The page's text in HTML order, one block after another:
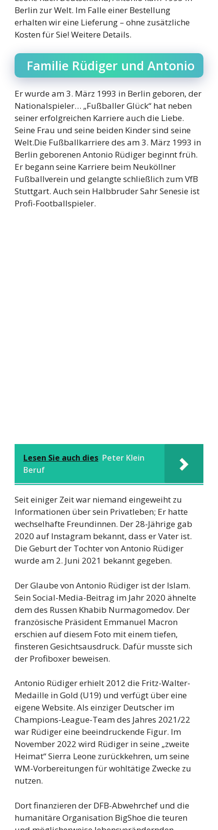
Berlin zur Welt. Im Falle einer Bestellung
erhalten wir eine Lieferung – ohne zusätzliche
Kosten für Sie! Weitere Details.
Familie Rüdiger und Antonio
Er wurde am 3. März 1993 in Berlin geboren, der
Nationalspieler… „Fußballer Glück“ hat neben
seiner erfolgreichen Karriere auch die Liebe.
Seine Frau und seine beiden Kinder sind seine
Welt.Die Fußballkarriere des am 3. März 1993 in
Berlin geborenen Antonio Rüdiger beginnt früh.
Er begann seine Karriere beim Neuköllner
Fußballverein und gelangte schließlich zum VfB
Stuttgart. Auch sein Halbbruder Sahr Senesie ist
Profi-Footballspieler.
Lesen Sie auch dies Peter Klein
Beruf
Seit einiger Zeit war niemand eingeweiht zu
Informationen über sein Privatleben; Er hatte
wechselhafte Freundinnen. Der 28-Jährige gab
2020 auf Instagram bekannt, dass er Vater ist.
Die Geburt der Tochter von Antonio Rüdiger
wurde am 2. Juni 2021 bekannt gegeben.
Der Glaube von Antonio Rüdiger ist der Islam.
Sein Social-Media-Beitrag im Jahr 2020 ähnelte
dem des Russen Khabib Nurmagomedov. Der
französische Präsident Emmanuel Macron
erschien auf diesem Foto mit einem tiefen,
finsteren Gesichtsausdruck. Dafür musste sich
der Profiboxer beweisen.
Antonio Rüdiger erhielt 2012 die Fritz-Walter-
Medaille in Gold (U19) und verfügt über eine
eigene Website. Als einziger Deutscher im
Champions-League-Team des Jahres 2021/22
war Rüdiger eine beeindruckende Figur. Im
November 2022 wird Rüdiger in seine „zweite
Heimat“ Sierra Leone zurückkehren, um seine
WM-Vorbereitungen für wohltätige Zwecke zu
nutzen.
Dort finanzieren der DFB-Abwehrchef und die
humanitäre Organisation BigShoe die teuren